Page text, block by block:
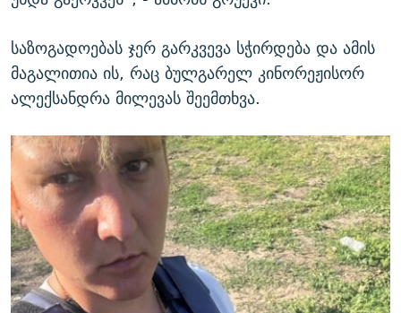
საზოგადოებას ჯერ გარკვევა სჭირდება და ამის
მაგალითია ის, რაც ბულგარელ კინორეჟისორ
ალექსანდრა მილევას შეემთხვა.